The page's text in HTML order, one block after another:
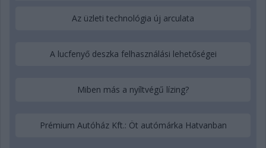
Az üzleti technológia új arculata
A lucfenyő deszka felhasználási lehetőségei
Miben más a nyíltvégű lízing?
Prémium Autóház Kft.: Öt autómárka Hatvanban